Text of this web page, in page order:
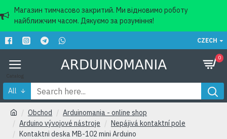
Магазин тимчасово закритий. Ми відновимо роботу
найближчим часом. Дякуємо за розуміння!
CZECH
0
All
Obchod
Arduinomania - online shop
Arduino vývojové nástroje
Nepájivá kontaktní pole
Kontaktni deska MB-102 mini Arduino